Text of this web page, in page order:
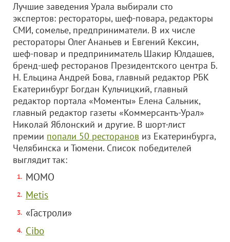
Лучшие заведения Урала выбирали сто
экспертов: рестораторы, шеф-повара, редакторы
СМИ, сомелье, предприниматели. В их числе
рестораторы Олег Ананьев и Евгений Кексин,
шеф-повар и предприниматель Шакир Юлдашев,
бренд-шеф ресторанов Президентского центра Б.
Н. Ельцина Андрей Бова, главный редактор РБК
Екатеринбург Богдан Кульчицкий, главный
редактор портала «Моменты» Елена Сальник,
главный редактор газеты «Коммерсантъ-Урал»
Николай Яблонский и другие. В шорт-лист
премии попали 50 ресторанов из Екатеринбурга,
Челябинска и Тюмени. Список победителей
выглядит так:
МОМО
Metis
«Гастроли»
Cibo